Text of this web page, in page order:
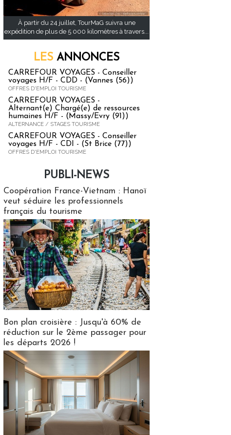
À partir du 24 juillet, TourMaG suivra une
expédition de plus de 5 000 kilomètres à travers...
LES ANNONCES
CARREFOUR VOYAGES - Conseiller
voyages H/F - CDD - (Vannes (56))
OFFRES D'EMPLOI TOURISME
CARREFOUR VOYAGES -
Alternant(e) Chargé(e) de ressources
humaines H/F - (Massy/Evry (91))
ALTERNANCE / STAGES TOURISME
CARREFOUR VOYAGES - Conseiller
voyages H/F - CDI - (St Brice (77))
OFFRES D'EMPLOI TOURISME
PUBLI-NEWS
Coopération France-Vietnam : Hanoï
veut séduire les professionnels
français du tourisme
Bon plan croisière : Jusqu'à 60% de
réduction sur le 2ème passager pour
les départs 2026 !